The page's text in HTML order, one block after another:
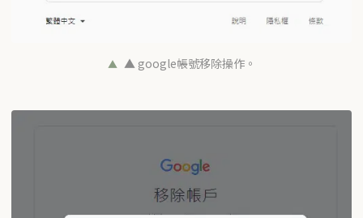
▲ google帳號移除操作。